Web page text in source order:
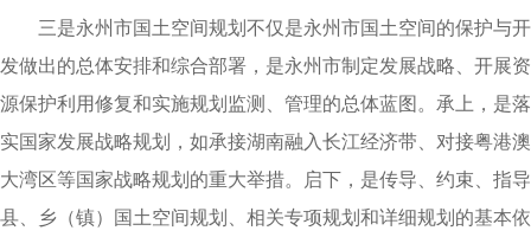
三是永州市国土空间规划不仅是永州市国土空间的保护与开
发做出的总体安排和综合部署 ， 是永州市制定发展战略、开展资
源保护利用修复和实施规划监测、管理的总体蓝图 。 承上 ， 是落
实国家发展战略规划
， 如承接湖南融入长江经济带、对接粤港澳
大湾区等国家战略规划的重大举措。 启下 ， 是传导、约束、指导
县、乡（镇）国土空间规划、相关专项规划和详细规划的基本依